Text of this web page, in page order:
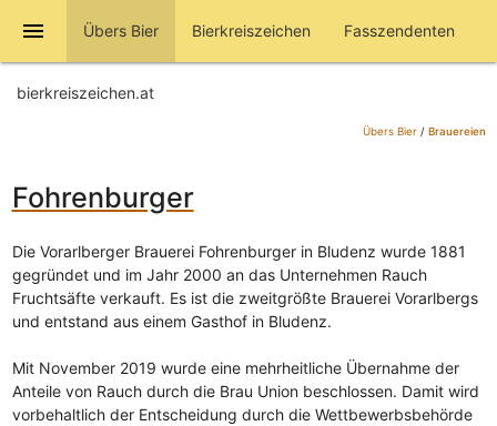
menu Übers Bier Bierkreiszeichen Fasszendenten
bierkreiszeichen.at
Übers Bier/ Brauereien
Fohrenburger
Die Vorarlberger Brauerei Fohrenburger in Bludenz wurde 1881
gegründet und im Jahr 2000 an das Unternehmen Rauch
Fruchtsäfte verkauft. Es ist die zweitgrößte Brauerei Vorarlbergs
und entstand aus einem Gasthof in Bludenz.
Mit November 2019 wurde eine mehrheitliche Übernahme der
Anteile von Rauch durch die Brau Union beschlossen. Damit wird
vorbehaltlich der Entscheidung durch die Wettbewerbsbehörde